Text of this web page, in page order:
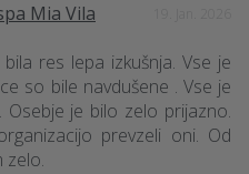
Mia Vila
res lepa izkušnja. Vse je
so bile navdušene . Vse je
je bilo zelo prijazno.
prevzeli oni. Od
zelo.